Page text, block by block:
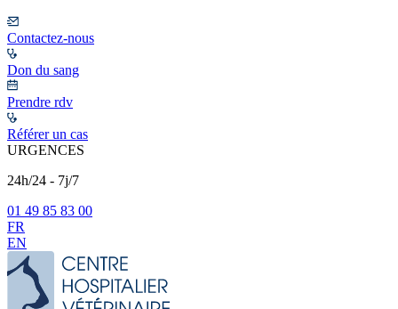
Contactez-nous
Don du sang
Prendre rdv
Référer un cas
URGENCES
24h/24 - 7j/7
01 49 85 83 00
FR
EN